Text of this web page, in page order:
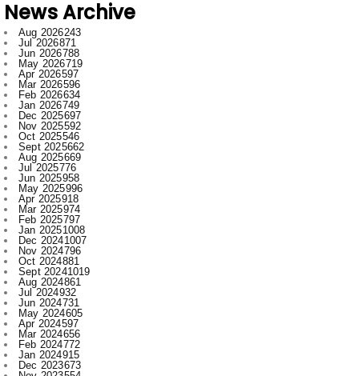
Jun 2026
788
May 2026719
Apr 2026597
Mar 2026596
Feb 2026634
Jan 2026749
Dec 2025697
Nov 2025592
Oct 2025546
Sept 2025662
Aug 2025669
Jul 2025776
Jun 2025958
May 2025996
Apr 2025918
Mar 2025974
Feb 2025797
Jan 20251008
Dec 20241007
Nov 2024796
Oct 2024881
Sept 20241019
Aug 2024861
Jul 2024932
Jun 2024731
May 2024605
Apr 2024597
Mar 2024656
Feb 2024772
Jan 2024915
Dec 2023673
Nov 2023554
Oct 2023709
Sept 2023707
Aug 2023520
Jul 2023521